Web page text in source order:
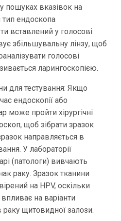
пошуках вказівок на
тип ендоскопа
вставлений у голосові
збільшувальну лінзу, щоб
голосові
ларингоскопією.
для тестування: Якщо
ендоскопії або
може пройти хірургічні
щоб зібрати зразок
направляється в
У лабораторії
(патологи) вивчають
раку. Зразок тканини
на HPV, оскільки
на варіанти
раку щитовидної залози.